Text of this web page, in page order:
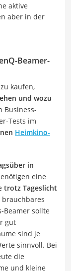
aktive
aber in der
Beamer-
kaufen,
und wozu
Business-
Tests im
Heimkino-
in
eine
trotz Tageslicht
brauchbares
Beamer sollte
gut
sind je
sinnvoll. Bei
die
und kleine